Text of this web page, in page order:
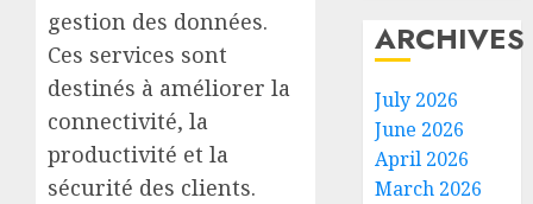
gestion des données.
Ces services sont
destinés à améliorer la
connectivité, la
productivité et la
sécurité des clients.
ARCHIVES
July 2026
June 2026
April 2026
March 2026